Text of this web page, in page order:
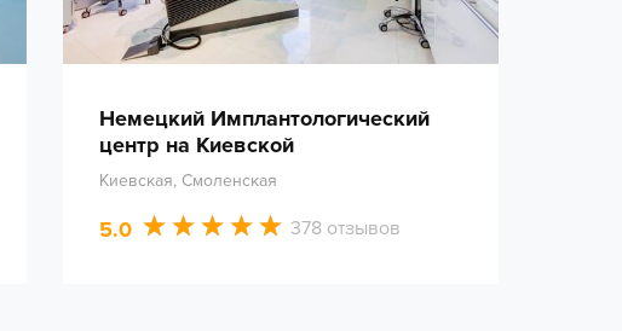
Немецкий Имплантологический
центр на Киевской
Киевская, Смоленская
5.0 378 отзывов